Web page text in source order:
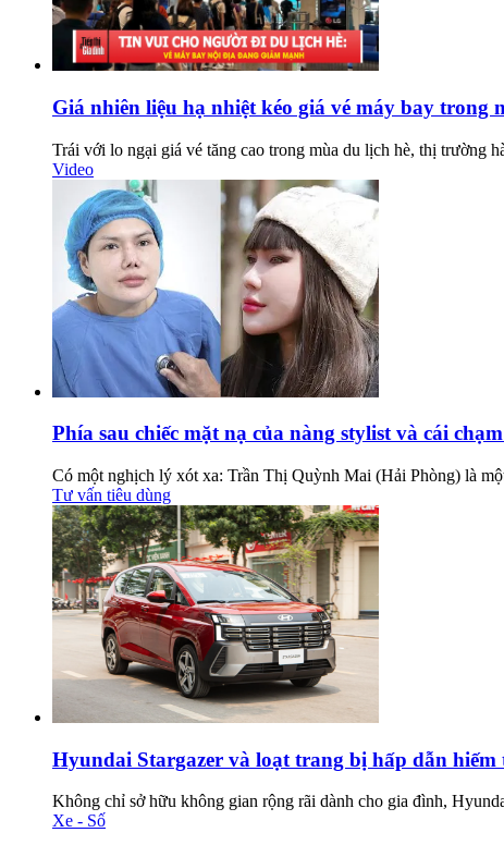
Giá nhiên liệu hạ nhiệt kéo giá vé máy bay trong
Trái với lo ngại giá vé tăng cao trong mùa du lịch hè, thị trường
Video
Phía sau chiếc mặt nạ của nàng stylist và cái
Có một nghịch lý xót xa: Trần Thị Quỳnh Mai (Hải Phòng) là
Tư vấn tiêu dùng
Hyundai Stargazer và loạt trang bị hấp dẫn
Không chỉ sở hữu không gian rộng rãi dành cho gia đình,
Xe - Số